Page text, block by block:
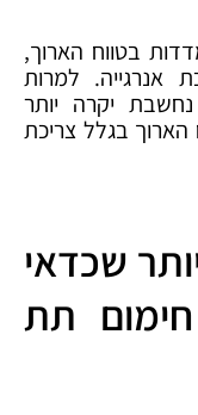
בטווח הארוך,
אנרגייה. למרות
יקרה יותר
הארוך בגלל צריכת
שכדאי
תת